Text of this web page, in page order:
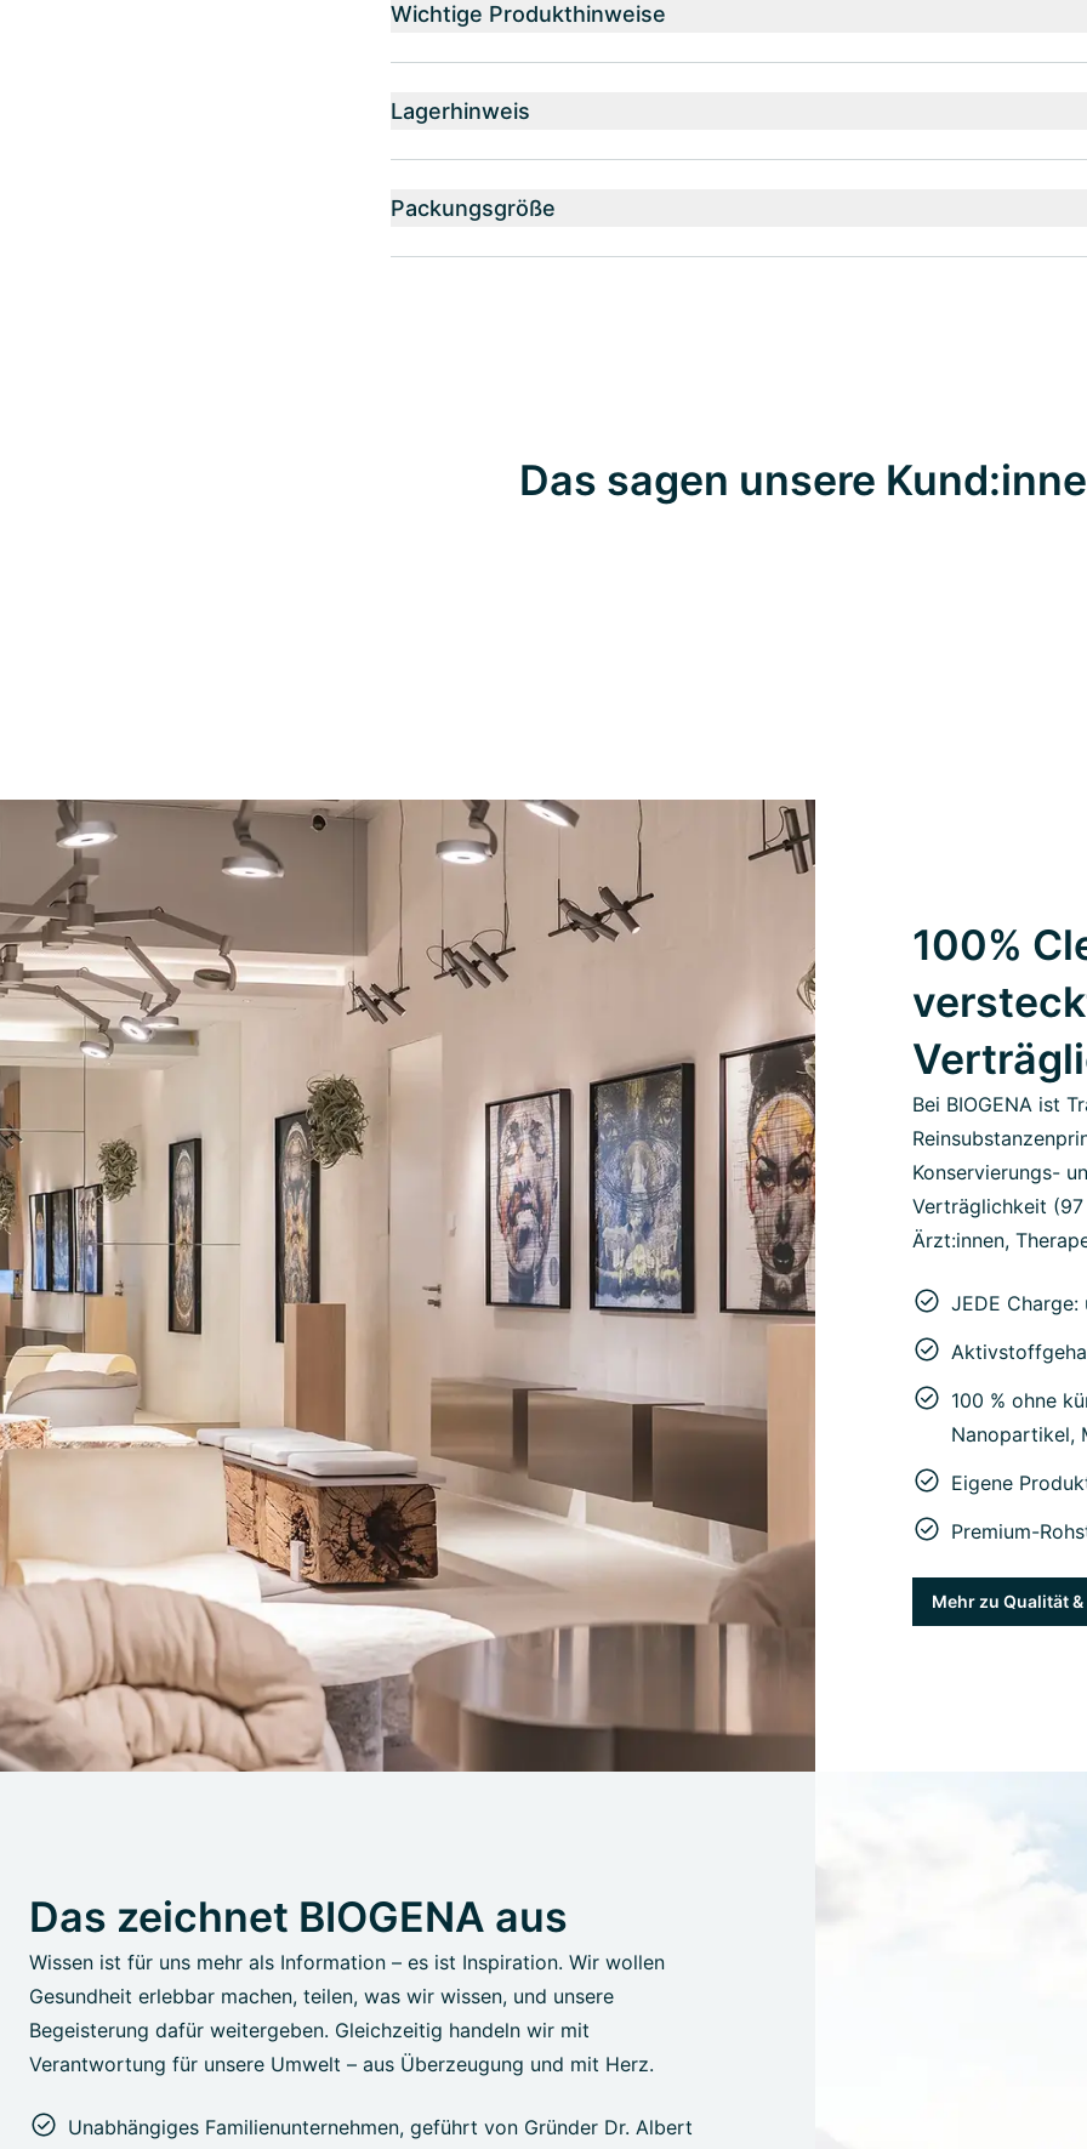
Wichtige Produkthinweise
Lagerhinweis
Packungsgröße
Das sagen unsere
100%
Bei BIOGENA ist
Konservierungs-
Verträglichkeit
Ärzt:innen,
JEDE
100 % ohne
Nanopartikel,
Eigene
Premium-
Mehr zu Qualität
Das zeichnet BIOGENA aus
Wissen ist für uns mehr als Information – es ist Inspiration. Wir wollen
Gesundheit erlebbar machen, teilen, was wir wissen, und unsere
Begeisterung dafür weitergeben. Gleichzeitig handeln wir mit
Verantwortung für unsere Umwelt – aus Überzeugung und mit Herz.
Unabhängiges Familienunternehmen, geführt von Gründer Dr. Albert